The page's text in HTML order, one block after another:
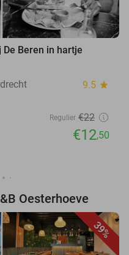
Beren in hartje
9.5 star
Regulier €22
€12,50
Oesterhoeve
39%